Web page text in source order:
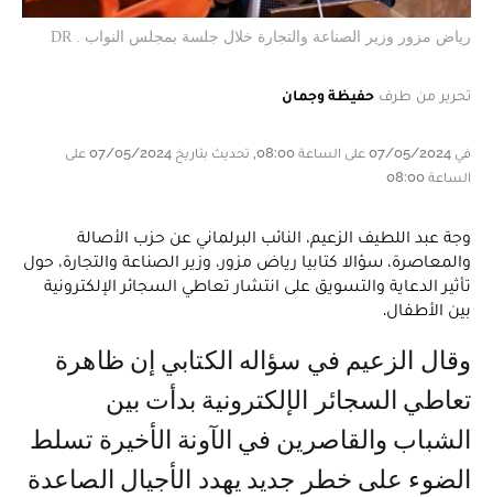
رياض مزور وزير الصناعة والتجارة خلال جلسة بمجلس النواب . DR
تحرير من طرف حفيظة وجمان
في 07/05/2024 على الساعة 08:00, تحديث بتاريخ 07/05/2024 على
الساعة 08:00
وجة عبد اللطيف الزعيم، النائب البرلماني عن حزب الأصالة
والمعاصرة، سؤالا كتابيا رياض مزور، وزير الصناعة والتجارة، حول
تأثير الدعاية والتسويق على انتشار تعاطي السجائر الإلكترونية
بين الأطفال.
وقال الزعيم في سؤاله الكتابي إن ظاهرة
تعاطي السجائر الإلكترونية بدأت بين
الشباب والقاصرين في الآونة الأخيرة تسلط
الضوء على خطر جديد يهدد الأجيال الصاعدة